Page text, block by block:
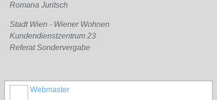
Romana Juritsch
Stadt Wien - Wiener Wohnen
Kundendienstzentrum 23
Referat Sondervergabe
Webmaster